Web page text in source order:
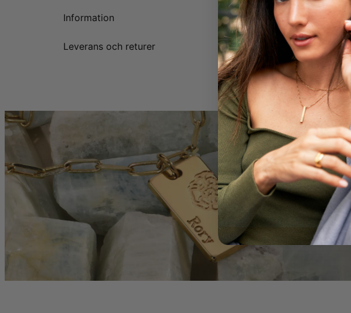
Information
Leverans och returer
Anpassningsbart med upp till
Finns i 2 längder
Graverad som skrivet